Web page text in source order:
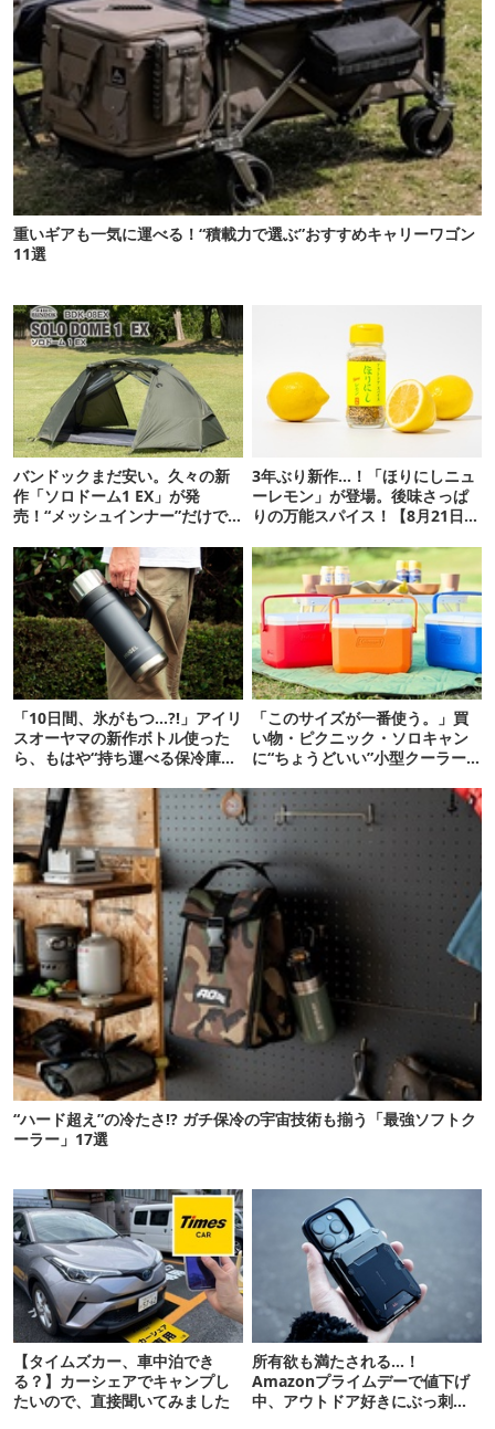
重いギアも一気に運べる！“積載力で選ぶ”おすすめキャリーワゴン
11選
バンドックまだ安い。久々の新
作「ソロドーム1 EX」が発
売！“メッシュインナー”だけで
3年ぶり新作…！「ほりにしニュ
ーレモン」が登場。後味さっぱ
りの万能スパイス！【8月21日発
「10日間、氷がもつ…?!」アイリ
スオーヤマの新作ボトル使った
ら、もはや“持ち運べる保冷庫
「このサイズが一番使う。」買
い物・ピクニック・ソロキャン
に“ちょうどいい”小型クーラー
“ハード超え”の冷たさ!? ガチ保冷の宇宙技術も揃う「最強ソフトク
ーラー」17選
【タイムズカー、車中泊でき
る？】カーシェアでキャンプし
たいので、直接聞いてみました
所有欲も満たされる…！
Amazonプライムデーで値下げ
中、アウトドア好きにぶっ刺さ